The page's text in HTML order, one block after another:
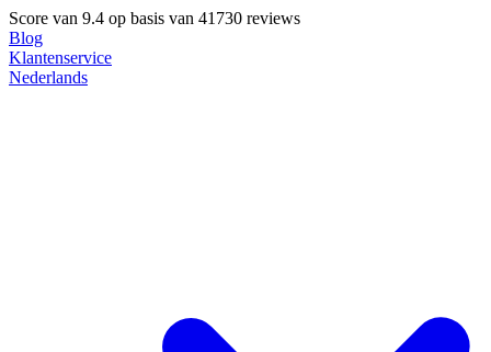
Score van 9.4 op basis van 41730 reviews
Blog
Klantenservice
Nederlands